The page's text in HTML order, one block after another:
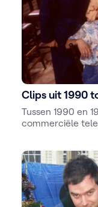
Clips uit 1990
Tussen 1990 en
commerciële
start van
Thuis.
en BRTN